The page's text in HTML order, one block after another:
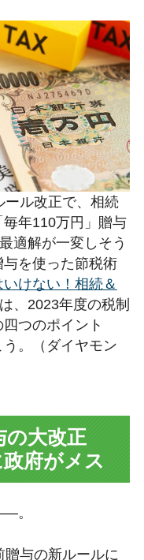
ール改正で、相続
年110万円」贈与
適解が一変しそう
を使った節税術
けない！相続＆
、2023年度の税制
つのポイント
。（ダイヤモン
の大改正
府がメス
。
与の新ルールに